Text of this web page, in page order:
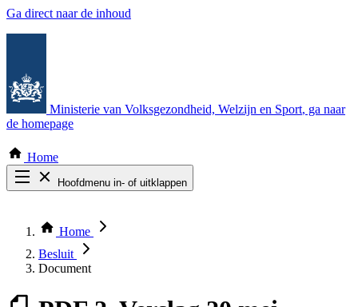
Ga direct naar de inhoud
Ministerie van Volksgezondheid, Welzijn en Sport, ga naar
de homepage
Home
Hoofdmenu in- of uitklappen
Thema COVID-19
Bekijk per bestuursorgaan
Home
Besluit
Document